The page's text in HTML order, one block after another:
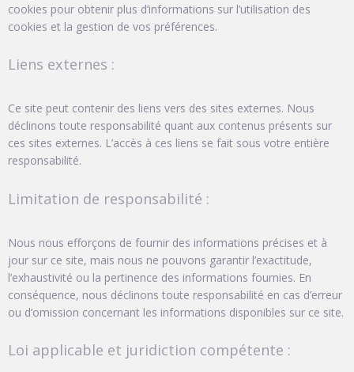
cookies pour obtenir plus d’informations sur l’utilisation des
cookies et la gestion de vos préférences.
Liens externes :
Ce site peut contenir des liens vers des sites externes. Nous
déclinons toute responsabilité quant aux contenus présents sur
ces sites externes. L’accès à ces liens se fait sous votre entière
responsabilité.
Limitation de responsabilité :
Nous nous efforçons de fournir des informations précises et à
jour sur ce site, mais nous ne pouvons garantir l’exactitude,
l’exhaustivité ou la pertinence des informations fournies. En
conséquence, nous déclinons toute responsabilité en cas d’erreur
ou d’omission concernant les informations disponibles sur ce site.
Loi applicable et juridiction compétente :